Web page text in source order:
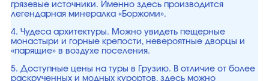
грязевые источники. Именно здесь производится
легендарная минералка «Боржоми».
4. Чудеса архитектуры. Можно увидеть пещерные
монастыри и горные крепости, невероятные дворцы и
«парящие» в воздухе поселения.
5. Доступные цены на туры в Грузию. В отличие от более
раскрученных и модных курортов, здесь можно